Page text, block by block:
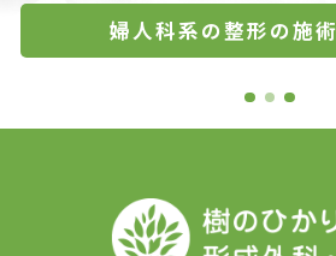
婦人科系の整形の施